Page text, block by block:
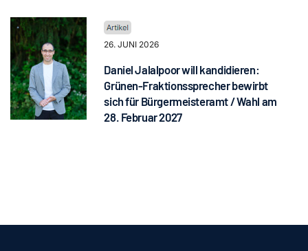
26. JUNI 2026
Daniel Jalalpoor will kandidieren:
Grünen-Fraktionssprecher bewirbt
sich für Bürgermeisteramt / Wahl am
28. Februar 2027